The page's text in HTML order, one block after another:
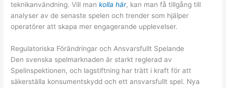
teknikanvändning. Vill mankolla här, kan man få tillgång till
analyser av de senaste spelen och trender som hjälper
operatörer att skapa mer engagerande upplevelser.
Regulatoriska Förändringar och Ansvarsfullt Spelande
Den svenska spelmarknaden är starkt reglerad av
Spelinspektionen, och lagstiftning har trätt i kraft för att
säkerställa konsumentskydd och ett ansvarsfullt spel. Nya